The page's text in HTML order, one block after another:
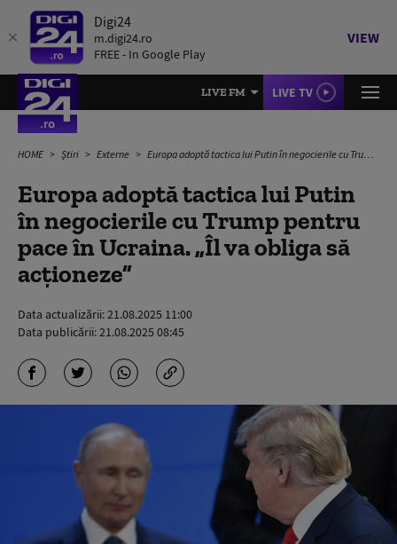
Digi24
m.digi24.ro
FREE - In Google Play
VIEW
LIVE FM LIVE TV
HOME Știri Externe Europa adoptă tactica lui Putin în negocierile cu Trump pentru pace în Ucraina. „Îl va obliga să acționeze”
Europa adoptă tactica lui Putin
în negocierile cu Trump pentru
pace în Ucraina. „Îl va obliga să
acționeze”
Data actualizării:21.08.2025 11:00
Data publicării:21.08.2025 08:45